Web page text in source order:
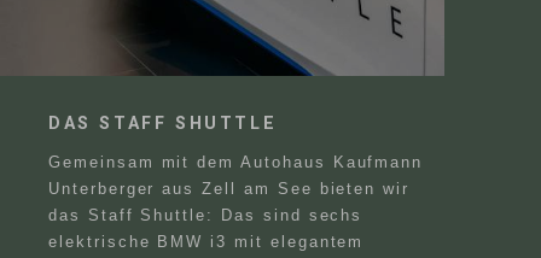
DAS STAFF SHUTTLE
Gemeinsam mit dem Autohaus Kaufmann
Unterberger aus Zell am See bieten wir
das Staff Shuttle: Das sind sechs
elektrische BMW i3 mit elegantem